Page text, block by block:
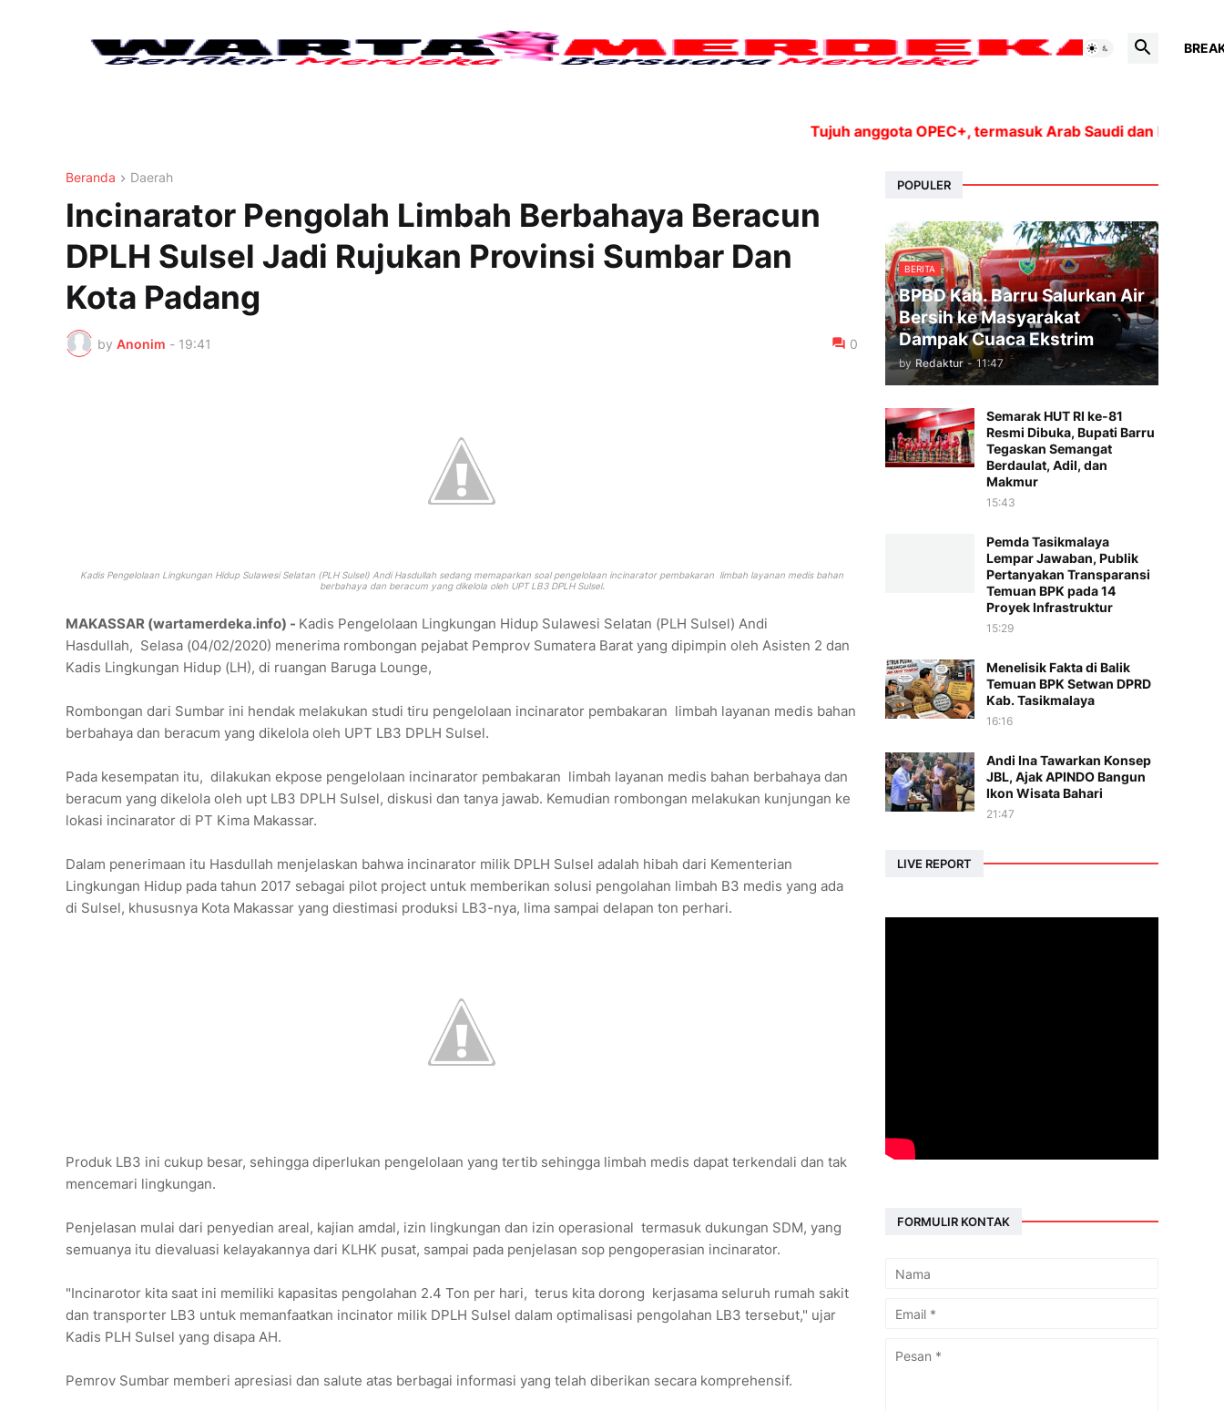
Tujuh anggota OPEC+, termasuk Arab Saudi dan Rusia, akan
Beranda Daerah
Incinarator Pengolah Limbah Berbahaya Beracun
DPLH Sulsel Jadi Rujukan Provinsi Sumbar Dan
Kota Padang
by Anonim - 19:41 0
Kadis Pengelolaan Lingkungan Hidup Sulawesi Selatan (PLH Sulsel) Andi Hasdullah sedang memaparkan soalpengelolaan incinarator pembakaran limbah layanan medis bahan
berbahaya dan beracum yang dikelola oleh UPT LB3 DPLH Sulsel.
MAKASSAR (wartamerdeka.info) - Kadis Pengelolaan Lingkungan Hidup Sulawesi Selatan (PLH Sulsel) Andi
Hasdullah, Selasa (04/02/2020) menerima rombongan pejabat Pemprov Sumatera Barat yang dipimpin oleh Asisten 2 dan
Kadis Lingkungan Hidup (LH), di ruangan Baruga Lounge,
Rombongan dari Sumbar ini hendak melakukan studi tiru pengelolaan incinarator pembakaran limbah layanan medis bahan
berbahaya dan beracum yang dikelola oleh UPT LB3 DPLH Sulsel.
Pada kesempatan itu, dilakukan ekpose pengelolaan incinarator pembakaran limbah layanan medis bahan berbahaya dan
beracum yang dikelola oleh upt LB3 DPLH Sulsel, diskusi dan tanya jawab. Kemudian rombongan melakukan kunjungan ke
lokasi incinarator di PT Kima Makassar.
Dalam penerimaan itu Hasdullah menjelaskan bahwa incinarator milik DPLH Sulsel adalah hibah dari Kementerian
Lingkungan Hidup pada tahun 2017 sebagai pilot project untuk memberikan solusi pengolahan limbah B3 medis yang ada
di Sulsel, khususnya Kota Makassar yang diestimasi produksi LB3-nya, lima sampai delapan ton perhari.
Produk LB3 ini cukup besar, sehingga diperlukan pengelolaan yang tertib sehingga limbah medis dapat terkendali dan tak
mencemari lingkungan.
Penjelasan mulai dari penyedian areal, kajian amdal, izin lingkungan dan izin operasional termasuk dukungan SDM, yang
semuanya itu dievaluasi kelayakannya dari KLHK pusat, sampai pada penjelasan sop pengoperasian incinarator.
"Incinarotor kita saat ini memiliki kapasitas pengolahan 2.4 Ton per hari, terus kita dorong kerjasama seluruh rumah sakit
dan transporter LB3 untuk memanfaatkan incinator milik DPLH Sulsel dalam optimalisasi pengolahan LB3 tersebut," ujar
Kadis PLH Sulsel yang disapa AH.
Pemrov Sumbar memberi apresiasi dan salute atas berbagai informasi yang telah diberikan secara komprehensif.
POPULER
BERITA
BPBD Kab. Barru Salurkan Air
Bersih ke Masyarakat
Dampak Cuaca Ekstrim
by Redaktur - 11:47
Semarak HUT RI ke-81
Resmi Dibuka, Bupati Barru
Tegaskan Semangat
Berdaulat, Adil, dan
Makmur
15:43
Pemda Tasikmalaya
Lempar Jawaban, Publik
Pertanyakan Transparansi
Temuan BPK pada 14
Proyek Infrastruktur
15:29
Menelisik Fakta di Balik
Temuan BPK Setwan DPRD
Kab. Tasikmalaya
16:16
Andi Ina Tawarkan Konsep
JBL, Ajak APINDO Bangun
Ikon Wisata Bahari
21:47
LIVE REPORT
FORMULIR KONTAK